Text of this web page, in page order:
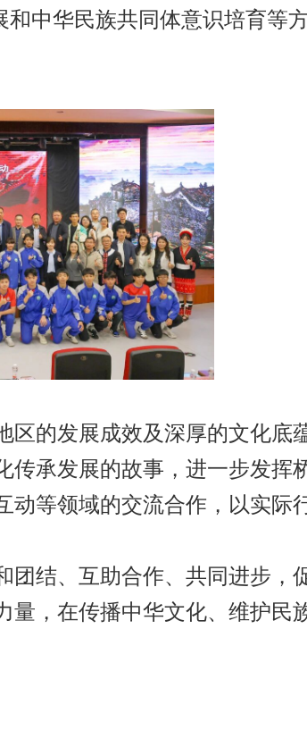
中华民族共同体意识培育等
的发展成效及深厚的文化底
承发展的故事，进一步发挥
等领域的交流合作，以实际
结、互助合作、共同进步，
量，在传播中华文化、维护民